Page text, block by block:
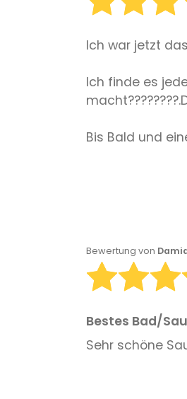
Ich war jetzt
Ich finde es
Bis Bald und
Bewertung von
Bestes Bad/
Sehr schöne